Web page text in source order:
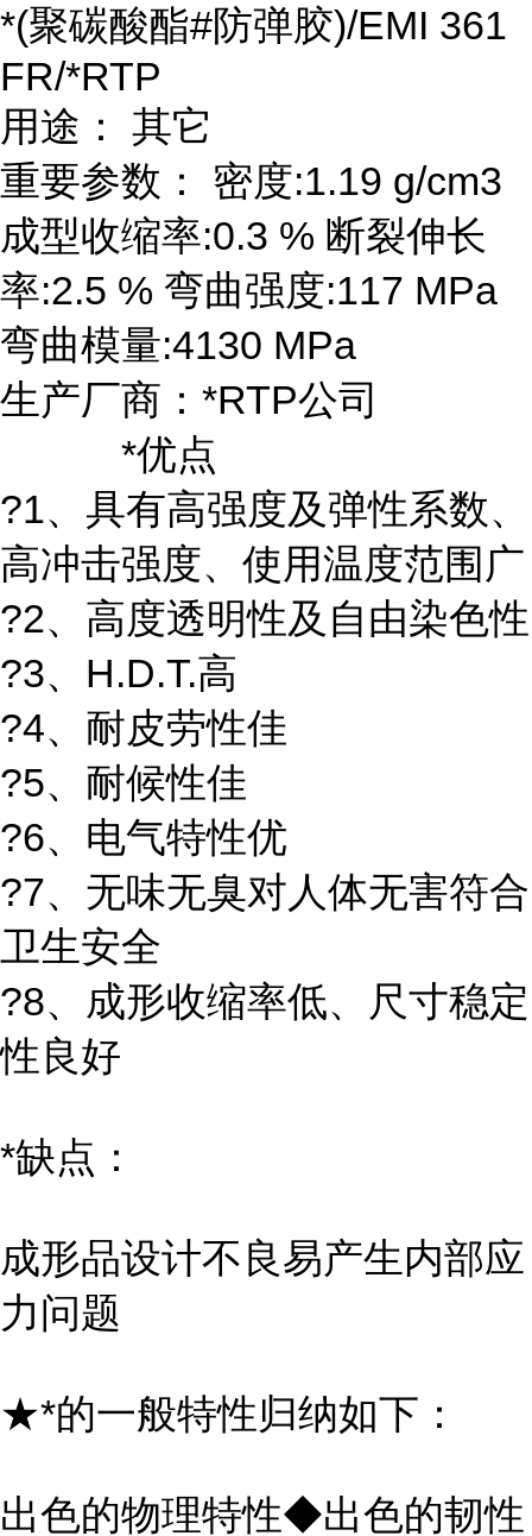
*(聚碳酸酯#防弹胶)/EMI 361
FR/*RTP
用途： 其它
重要参数： 密度:1.19 g/cm3
成型收缩率:0.3 % 断裂伸长
率:2.5 % 弯曲强度:117 MPa
弯曲模量:4130 MPa
生产厂商：*RTP公司
*优点
?1、具有高强度及弹性系数、
高冲击强度、使用温度范围广
?2、高度透明性及自由染色性
?3、H.D.T.高
?4、耐皮劳性佳
?5、耐候性佳
?6、电气特性优
?7、无味无臭对人体无害符合
卫生安全
?8、成形收缩率低、尺寸稳定
性良好
*缺点：
成形品设计不良易产生内部应
力问题
★*的一般特性归纳如下：
出色的物理特性◆出色的韧性